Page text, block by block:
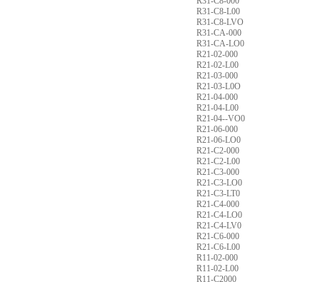
R31-C8-L00
R31-C8-LVO
R31-CA-000
R31-CA-LO0
R21-02-000
R21-02-L00
R21-03-000
R21-03-L0O
R21-04-000
R21-04-L00
R21-04--VO0
R21-06-000
R21-06-LO0
R21-C2-000
R21-C2-L00
R21-C3-000
R21-C3-LO0
R21-C3-LT0
R21-C4-000
R21-C4-LO0
R21-C4-LV0
R21-C6-000
R21-C6-L00
R11-02-000
R11-02-L00
R11-C2000